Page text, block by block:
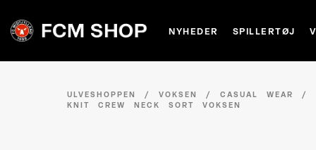
NYHEDER SPILLERTØJ
ULVESHOPPEN /VOKSEN /CASUAL WEAR
/
KNIT CREW NECK SORT VOKSEN